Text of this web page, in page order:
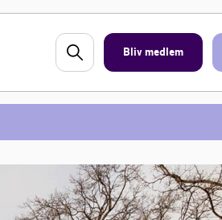
Bliv medlem